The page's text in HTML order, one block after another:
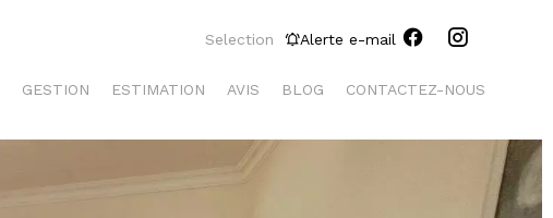
Selection Alerte e-mail
GESTION ESTIMATION AVIS BLOG CONTACTEZ-NOUS